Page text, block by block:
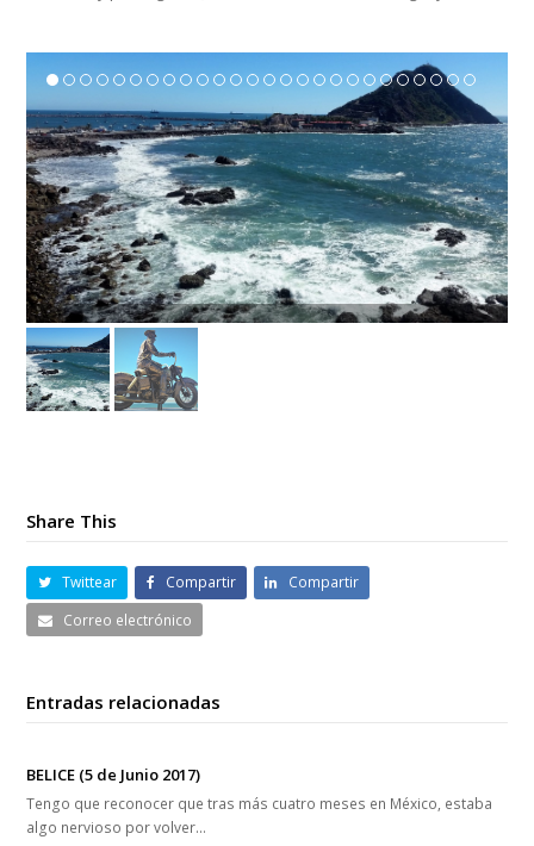
Share This
Twittear Compartir
Compartir
Correo electrónico
Entradas relacionadas
BELICE (5 de Junio 2017)
Tengo que reconocer que tras más cuatro meses en México, estaba
algo nervioso por volver…